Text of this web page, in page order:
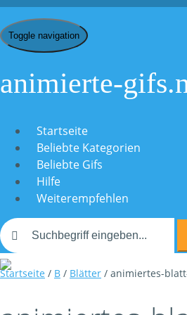
Toggle navigation
animierte-
Startseite
Beliebte Kategorien
Beliebte Gifs
Hilfe
Weiterempfehlen
Startseite / B / Blätter / animiertes-